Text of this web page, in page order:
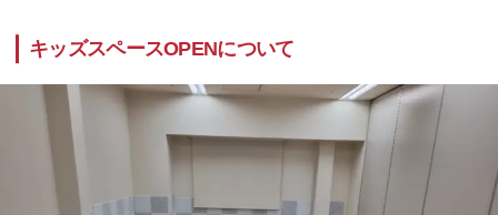
キッズスペースOPENについて